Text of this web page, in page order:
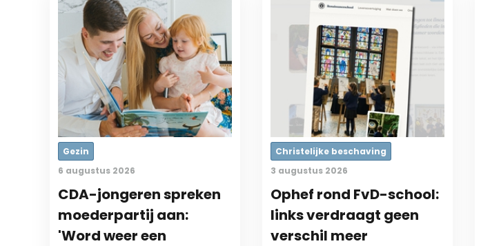
Gezin
6 augustus 2026
CDA-jongeren spreken
moederpartij aan:
'Word weer een
Christelijke beschaving
3 augustus 2026
Ophef rond FvD-school:
links verdraagt geen
verschil meer